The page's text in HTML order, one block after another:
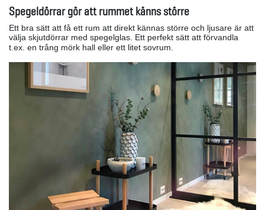
Spegeldörrar gör att rummet känns större
Ett bra sätt att få ett rum att direkt kännas större och ljusare är att
välja skjutdörrar med spegelglas. Ett perfekt sätt att förvandla
t.ex. en trång mörk hall eller ett litet sovrum.